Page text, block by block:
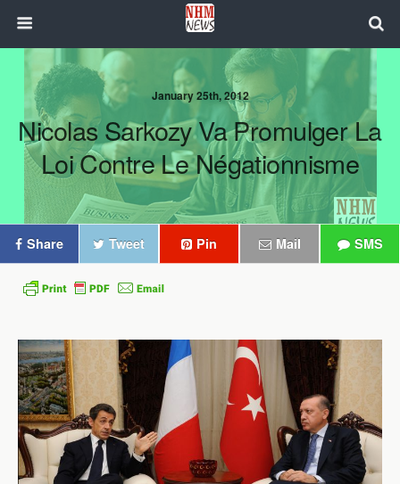
January 25th, 2012
Nicolas Sarkozy Va Promulger La
Loi Contre Le Négationnisme
Share Tweet Pin Mail SMS